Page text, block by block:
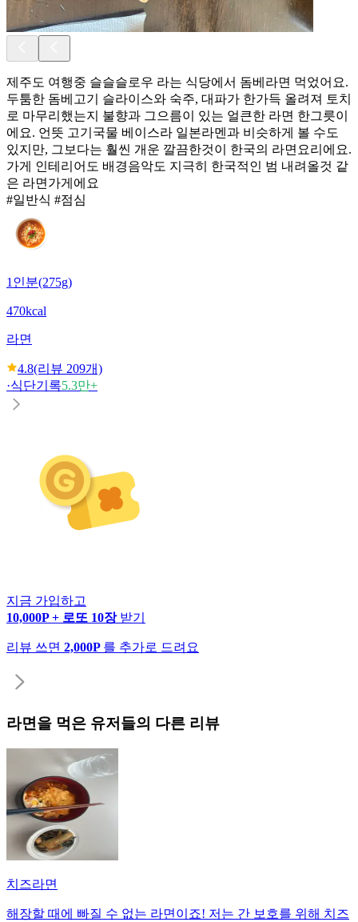
제주도 여행중 슬슬슬로우 라는 식당에서 돔베라면 먹었어요.
두툼한 돔베고기 슬라이스와 숙주, 대파가 한가득 올려져 토치
로 마무리했는지 불향과 그으름이 있는 얼큰한 라면 한그릇이
에요. 언뜻 고기국물 베이스라 일본라멘과 비슷하게 볼 수도
있지만, 그보다는 훨씬 개운 깔끔한것이 한국의 라면요리에요.
가게 인테리어도 배경음악도 지극히 한국적인 범 내려올것 같
은 라면가게에요
#일반식 #점심
1인분(275g)
470kcal
라면
4.8(리뷰 209개)
·식단기록5.3만+
지금 가입하고
10,000P + 로또 10장 받기
리뷰 쓰면 2,000P 를 추가로 드려요
라면 을 먹은 유저들의 다른 리뷰
치즈라면
해장할 때에 빠질 수 없는 라면이죠! 저는 간 보호를 위해 치즈